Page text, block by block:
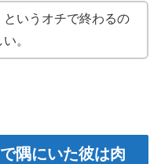
いうオチで終わるの
。
隅にいた彼は肉